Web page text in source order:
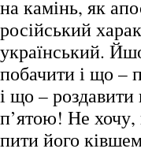
на камінь, як
російський
український.
побачити і що –
і що –
п’ятою! Не хочу,
пити його